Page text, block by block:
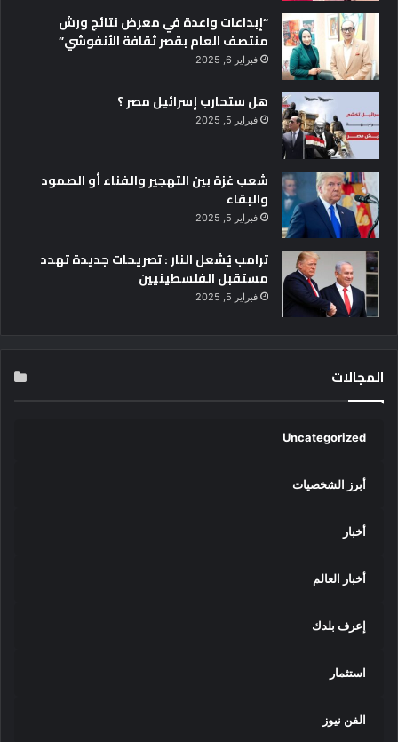
“إبداعات واعدة في معرض نتائج ورش
منتصف العام بقصر ثقافة الأنفوشي”
فبراير 6, 2025
هل ستحارب إسرائيل مصر ؟
فبراير 5, 2025
شعب غزة بين التهجير والفناء أو الصمود
والبقاء
فبراير 5, 2025
ترامب يُشعل النار : تصريحات جديدة تهدد
مستقبل الفلسطينيين
فبراير 5, 2025
المجالات
Uncategorized
أبرز الشخصيات
أخبار
أخبار العالم
إعرف بلدك
استثمار
الفن نيوز